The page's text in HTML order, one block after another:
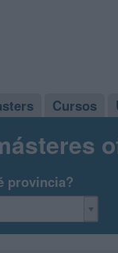
Cursos
provincia?